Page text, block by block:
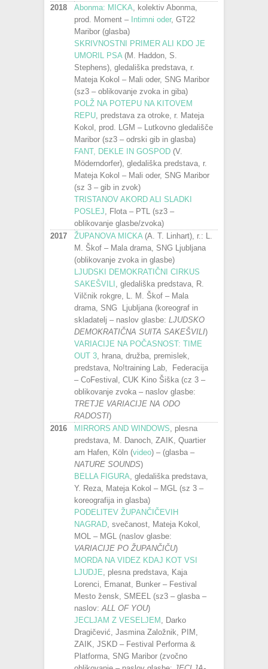
2018
Abonma: MICKA , kolektiv Abonma,
prod. Moment – Intimni oder, GT22
Maribor (glasba)
SKRIVNOSTNI PRIMER ALI KDO JE
UMORIL PSA (M. Haddon, S.
Stephens), gledališka predstava, r.
Mateja Kokol – Mali oder, SNG Maribor
(sz3 – oblikovanje zvoka in giba)
POLŽ NA POTEPU NA KITOVEM
REPU , predstava za otroke, r. Mateja
Kokol, prod. LGM – Lutkovno gledališče
Maribor (sz3 – odrski gib in glasba)
FANT, DEKLE IN GOSPOD (V.
Möderndorfer), gledališka predstava, r.
Mateja Kokol – Mali oder, SNG Maribor
(sz 3 – gib in zvok)
TRISTANOV AKORD ALI SLADKI
POSLEJ , Flota – PTL (sz3 –
oblikovanje glasbe/zvoka)
2017
ŽUPANOVA MICKA (A. T. Linhart), r.: L.
M. Škof – Mala drama, SNG Ljubljana
(oblikovanje zvoka in glasbe)
LJUDSKI DEMOKRATIČNI CIRKUS
SAKEŠVILI , gledališka predstava, R.
Vilčnik rokgre, L. M. Škof – Mala
drama, SNG Ljubljana (koreograf in
skladatelj – naslov glasbe: LJUDSKO
DEMOKRATIČNA SUITA SAKEŠVILI)
VARIACIJE NA POČASNOST: TIME
OUT 3 , hrana, družba, premislek,
predstava, No!training Lab, Federacija
– CoFestival, CUK Kino Šiška (cz 3 –
oblikovanje zvoka – naslov glasbe:
TRETJE VARIACIJE NA ODO
RADOSTI)
2016
MIRRORS AND WINDOWS , plesna
predstava, M. Danoch, ZAIK, Quartier
am Hafen, Köln (video) – (glasba –
NATURE SOUNDS)
BELLA FIGURA , gledališka predstava,
Y. Reza, Mateja Kokol – MGL (sz 3 –
koreografija in glasba)
PODELITEV ŽUPANČIČEVIH
NAGRAD , svečanost, Mateja Kokol,
MOL – MGL (naslov glasbe:
VARIACIJE PO ŽUPANČIČU)
MORDA NA VIDEZ KDAJ KOT VSI
LJUDJE , plesna predstava, Kaja
Lorenci, Emanat, Bunker – Festival
Mesto žensk, SMEEL (sz3 – glasba –
naslov: ALL OF YOU)
JECLJAM Z VESELJEM , Darko
Dragičević, Jasmina Založnik, PIM,
ZAIK, JSKD – Festival Performa &
Platforma, SNG Maribor (zvočno